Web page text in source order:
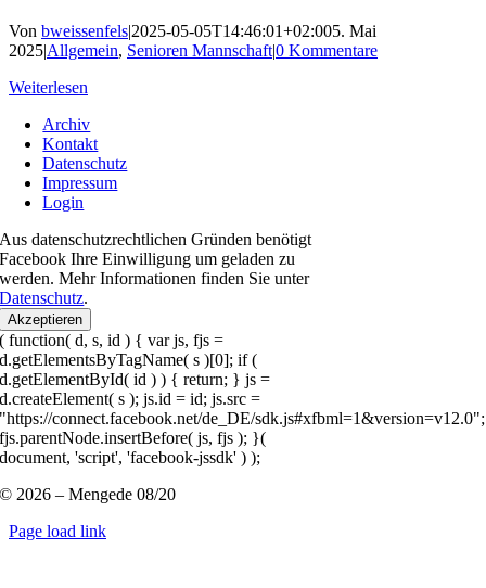
Von bweissenfels|2025-05-05T14:46:01+02:005. Mai
2025|Allgemein, Senioren Mannschaft|0 Kommentare
Weiterlesen
Archiv
Kontakt
Datenschutz
Impressum
Login
Aus datenschutzrechtlichen Gründen benötigt
Facebook Ihre Einwilligung um geladen zu
werden. Mehr Informationen finden Sie unter
Datenschutz.
Akzeptieren
( function( d, s, id ) { var js, fjs =
d.getElementsByTagName( s )[0]; if (
d.getElementById( id ) ) { return; } js =
d.createElement( s ); js.id = id; js.src =
"https://connect.facebook.net/de_DE/sdk.js#xfbml=1&version=v12.0";
fjs.parentNode.insertBefore( js, fjs ); }(
document, 'script', 'facebook-jssdk' ) );
© 2026 – Mengede 08/20
Page load link